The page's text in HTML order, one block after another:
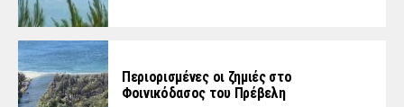
Περιορισμένες οι ζημιές στο
Φοινικόδασος του Πρέβελη